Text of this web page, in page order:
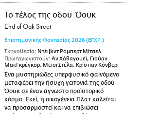
Το τέλος της οδου Όουκ
End of Oak Street
Επιστημονικής Φαντασίας 2026 (ΕΓΧΡ.)
Σκηνοθεσία: Ντέιβιντ Ρόμπερτ Μίτσελ
Πρωταγωνιστούν: Αν Χάθαγουεϊ, Γιούαν
ΜακΓκρέγκορ, Μέισι Στέλα, Κρίστιαν Κόνβερι
Ένα μυστηριώδες υπερφυσικό φαινόμενο
μεταφέρει την ήσυχη γειτονιά της οδού
Όουκ σε έναν άγνωστο προϊστορικό
κόσμο. Εκεί, η οικογένεια Πλατ καλείται
να προσαρμοστεί και να επιβιώσει